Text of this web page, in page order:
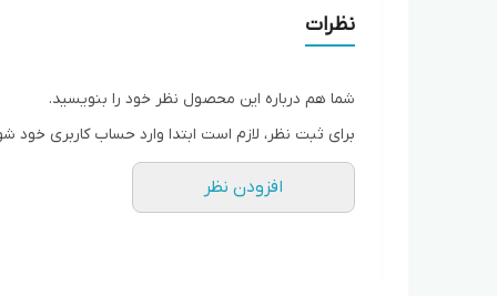
نظرات
شما هم درباره این محصول نظر خود را بنویسید.
برای ثبت نظر، لازم است ابتدا وارد حساب کاربری خود
افزودن نظر